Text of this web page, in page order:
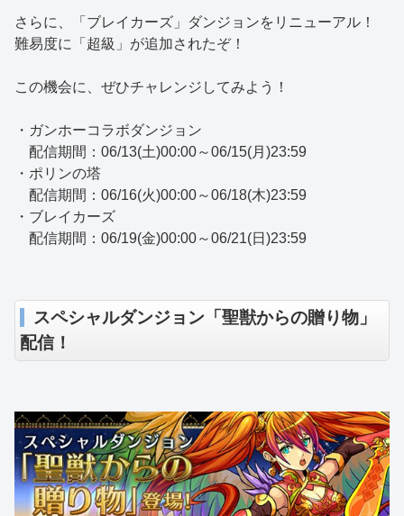
さらに、「ブレイカーズ」ダンジョンをリニューアル！
難易度に「超級」が追加されたぞ！
この機会に、ぜひチャレンジしてみよう！
・ガンホーコラボダンジョン
配信期間：06/13(土)00:00～06/15(月)23:59
・ポリンの塔
配信期間：06/16(火)00:00～06/18(木)23:59
・ブレイカーズ
配信期間：06/19(金)00:00～06/21(日)23:59
スペシャルダンジョン「聖獣からの贈り物」
配信！